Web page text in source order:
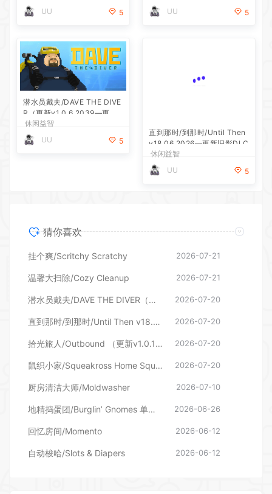
UU
5
UU
5
潜水员戴夫/DAVE THE DIVE
R（更新v1.0.6.2039—更新D
LC）
休闲益智
UU
5
直到那时/到那时/Until Then
v18.06.2026—更新旧影DLC
休闲益智
UU
5
猜你喜欢
挂个爽/Scritchy Scratchy 2026-07-21
温馨大扫除/Cozy Cleanup 2026-07-21
潜水员戴夫/DAVE THE DIVER（更新v1.0.6.2039—更新DLC） 2026-07-20
直到那时/到那时/Until Then v18.06.2026—更新旧影DLC 2026-07-20
拾光旅人/Outbound （更新v1.0.16 单机/网络联机） 2026-07-20
鼠织小家/Squeakross Home Squeak Home （更新v1.8b） 2026-07-20
厨房清洁大师/Moldwasher 2026-07-10
地精捣蛋团/Burglin’ Gnomes 单机/网络联机 2026-06-26
回忆房间/Momento 2026-06-12
自动梭哈/Slots & Diapers 2026-06-12